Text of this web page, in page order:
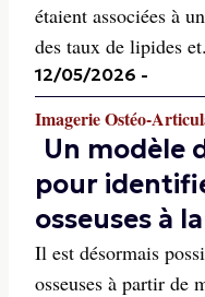
étaient associées à
des taux de lipides
12/05/2026 -
Imagerie Ostéo-
Un modèle
pour
osseuses à
Il est désormais
osseuses à partir de